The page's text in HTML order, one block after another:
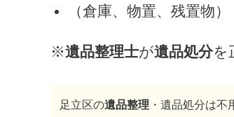
（倉庫、物置、残置物）
※遺品整理士が遺品処分を
足立区の遺品整理 ・遺品処分は不